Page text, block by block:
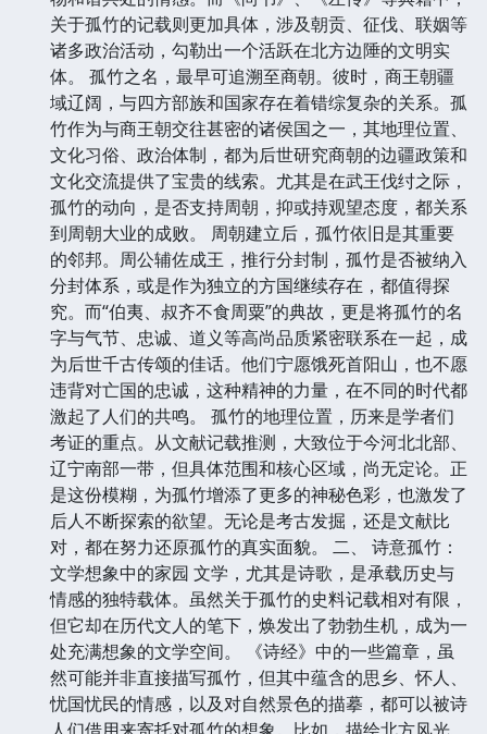
关于孤竹的记载则更加具体，涉及朝贡、征伐、联姻等
诸多政治活动，勾勒出一个活跃在北方边陲的文明实
体。 孤竹之名，最早可追溯至商朝。彼时，商王朝疆
域辽阔，与四方部族和国家存在着错综复杂的关系。孤
竹作为与商王朝交往甚密的诸侯国之一，其地理位置、
文化习俗、政治体制，都为后世研究商朝的边疆政策和
文化交流提供了宝贵的线索。尤其是在武王伐纣之际，
孤竹的动向，是否支持周朝，抑或持观望态度，都关系
到周朝大业的成败。 周朝建立后，孤竹依旧是其重要
的邻邦。周公辅佐成王，推行分封制，孤竹是否被纳入
分封体系，或是作为独立的方国继续存在，都值得探
究。而“伯夷、叔齐不食周粟”的典故，更是将孤竹的名
字与气节、忠诚、道义等高尚品质紧密联系在一起，成
为后世千古传颂的佳话。他们宁愿饿死首阳山，也不愿
违背对亡国的忠诚，这种精神的力量，在不同的时代都
激起了人们的共鸣。 孤竹的地理位置，历来是学者们
考证的重点。从文献记载推测，大致位于今河北北部、
辽宁南部一带，但具体范围和核心区域，尚无定论。正
是这份模糊，为孤竹增添了更多的神秘色彩，也激发了
后人不断探索的欲望。无论是考古发掘，还是文献比
对，都在努力还原孤竹的真实面貌。 二、 诗意孤竹：
文学想象中的家园 文学，尤其是诗歌，是承载历史与
情感的独特载体。虽然关于孤竹的史料记载相对有限，
但它却在历代文人的笔下，焕发出了勃勃生机，成为一
处充满想象的文学空间。 《诗经》中的一些篇章，虽
然可能并非直接描写孤竹，但其中蕴含的思乡、怀人、
忧国忧民的情感，以及对自然景色的描摹，都可以被诗